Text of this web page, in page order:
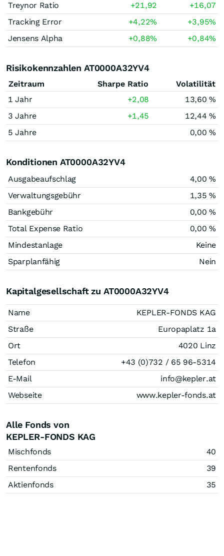
Treynor Ratio
+21,92
+16,07
Tracking Error
+4,22% +3,95%
Jensens Alpha
+0,88% +0,84%
Risikokennzahlen AT0000A32YV4
Zeitraum Sharpe Ratio
Volatilität
1 Jahr
+2,08
13,60 %
3 Jahre
+1,45
12,44 %
5 Jahre
0,00 %
Konditionen AT0000A32YV4
Ausgabeaufschlag
4,00 %
Verwaltungsgebühr
1,35 %
Bankgebühr
0,00 %
Total Expense Ratio
0,00 %
Mindestanlage
Keine
Sparplanfähig
Nein
Kapitalgesellschaft zu AT0000A32YV4
Name
KEPLER-FONDS KAG
Straße
Europaplatz 1a
Ort
4020 Linz
Telefon
+43 (0)732 / 65 96-5314
E-Mail
info@kepler.at
Webseite
www.kepler-fonds.at
Alle Fonds von
KEPLER-FONDS KAG
Mischfonds
40
Rentenfonds
39
Aktienfonds
35